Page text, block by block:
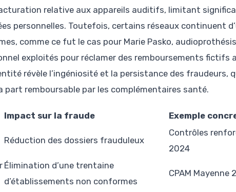
relative aux appareils auditifs, limitant
personnelles. Toutefois, certains réseaux continuent
comme ce fut le cas pour Marie Pasko,
exploités pour réclamer des remboursements fictifs
révèle l’ingéniosité et la persistance des fraudeurs,
remboursable par les complémentaires santé.
Impact sur la fraude
Exemple
Réduction des dossiers frauduleux
Contrôles
2024
Élimination d’une trentaine
d’établissements non conformes
CPAM Mayenne